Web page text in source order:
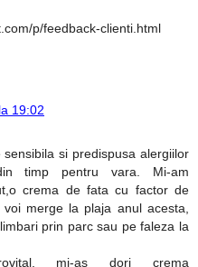
p/feedback-clienti.html
19:02
si predispusa alergiilor
timp pentru vara. Mi-am
crema de fata cu factor de
merge la plaja anul acesta,
prin parc sau pe faleza la
mi-as dori crema